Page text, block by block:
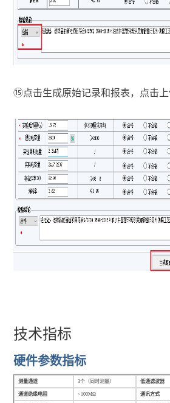
⑮点击生成原始记录和报表，点击上
技术指标
硬件参数指标